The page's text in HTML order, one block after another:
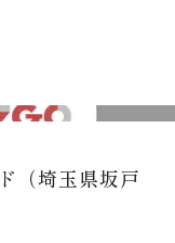
（埼玉県坂戸